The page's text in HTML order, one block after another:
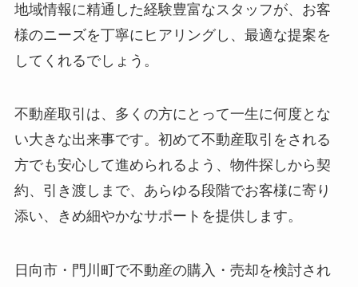
地域情報に精通した経験豊富なスタッフが、お客
様のニーズを丁寧にヒアリングし、最適な提案を
してくれるでしょう。
不動産取引は、多くの方にとって一生に何度とな
い大きな出来事です。初めて不動産取引をされる
方でも安心して進められるよう、物件探しから契
約、引き渡しまで、あらゆる段階でお客様に寄り
添い、きめ細やかなサポートを提供します。
日向市・門川町で不動産の購入・売却を検討され